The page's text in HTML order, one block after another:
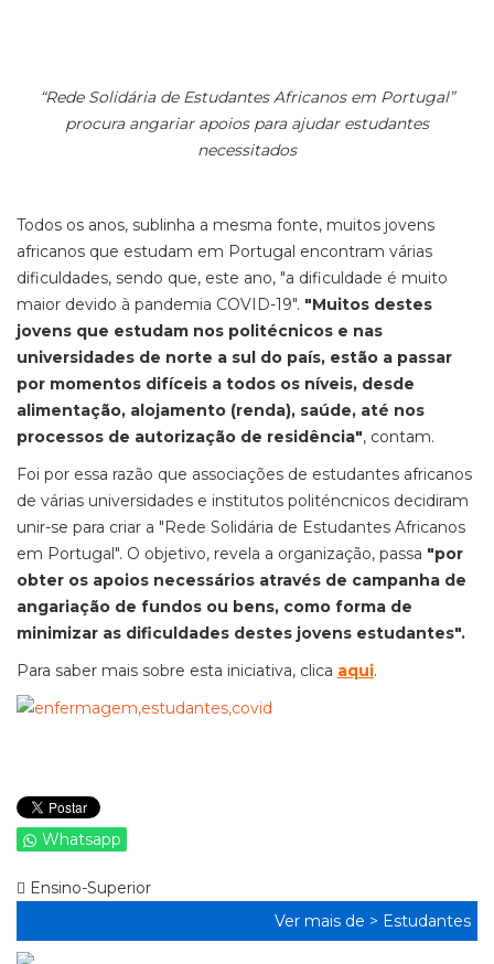
“Rede Solidária de Estudantes Africanos em Portugal”
procura angariar apoios para ajudar estudantes
necessitados
Todos os anos, sublinha a mesma fonte, muitos jovens
africanos que estudam em Portugal encontram várias
dificuldades, sendo que, este ano, "a dificuldade é muito
maior devido à pandemia COVID-19". "Muitos destes
jovens que estudam nos politécnicos e nas
universidades de norte a sul do país, estão a passar
por momentos difíceis a todos os níveis, desde
alimentação, alojamento (renda), saúde, até nos
processos de autorização de residência", contam.
Foi por essa razão que associações de estudantes africanos
de várias universidades e institutos politéncnicos decidiram
unir-se para criar a "Rede Solidária de Estudantes Africanos
em Portugal". O objetivo, revela a organização, passa "por
obter os apoios necessários através de campanha de
angariação de fundos ou bens, como forma de
minimizar as dificuldades destes jovens estudantes".
Para saber mais sobre esta iniciativa, clica aqui.
Whatsapp
Ensino-Superior
Ver mais de > Estudantes